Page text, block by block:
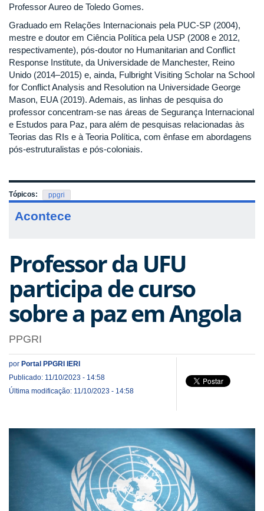
Professor Aureo de Toledo Gomes.
Graduado em Relações Internacionais pela PUC-SP (2004),
mestre e doutor em Ciência Política pela USP (2008 e 2012,
respectivamente), pós-doutor no Humanitarian and Conflict
Response Institute, da Universidade de Manchester, Reino
Unido (2014–2015) e, ainda, Fulbright Visiting Scholar na School
for Conflict Analysis and Resolution na Universidade George
Mason, EUA (2019). Ademais, as linhas de pesquisa do
professor concentram-se nas áreas de Segurança Internacional
e Estudos para Paz, para além de pesquisas relacionadas às
Teorias das RIs e à Teoria Política, com ênfase em abordagens
pós-estruturalistas e pós-coloniais.
Tópicos: ppgri
Acontece
Professor da UFU
participa de curso
sobre a paz em Angola
PPGRI
por Portal PPGRI IERI
Publicado: 11/10/2023 - 14:58
Última modificação: 11/10/2023 - 14:58